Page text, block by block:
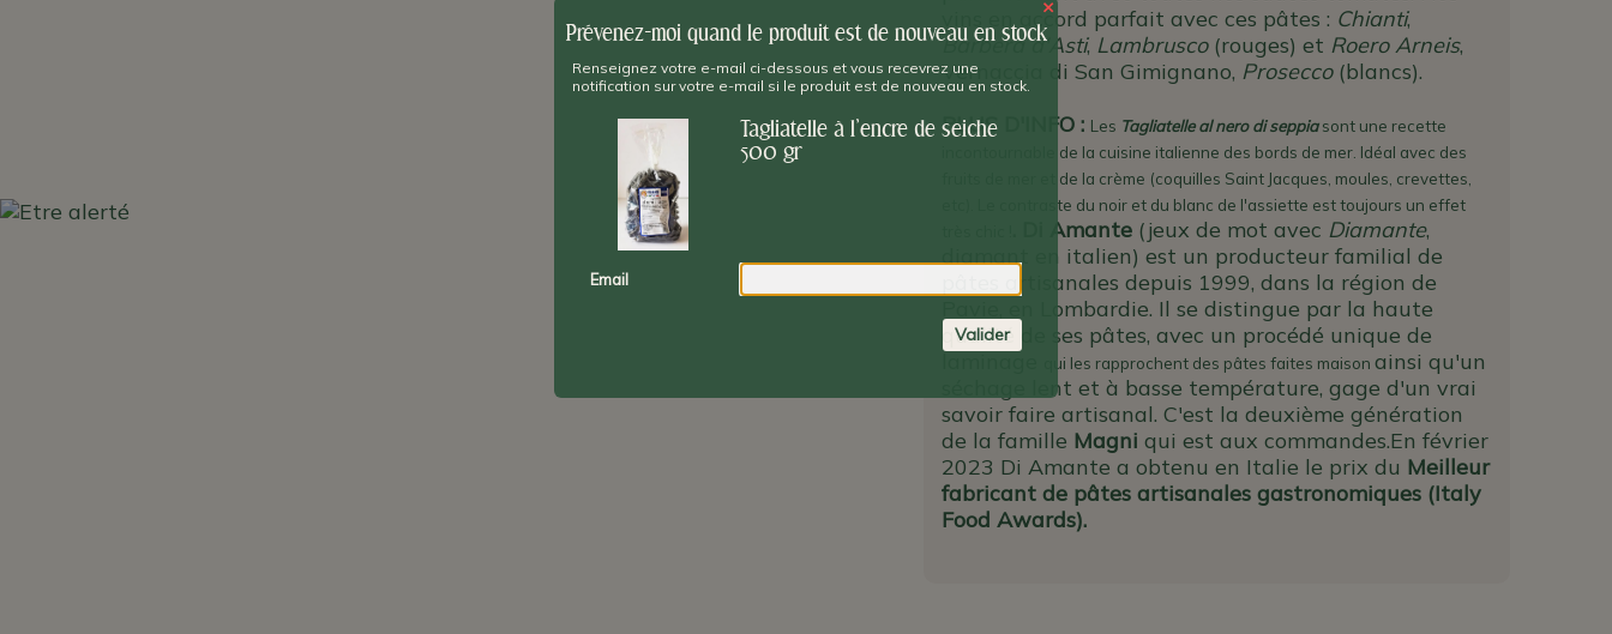
vins en accord parfait avec ces pâtes : Chianti,
Barbera d'Asti, Lambrusco(rouges) et Roero Arneis,
Vernaccia di San Gimignano, Prosecco(blancs).
PLUS D'INFO : Les Tagliatelle al nero di seppiasont une recette
incontournable de la cuisine italienne des bords de mer. Idéal avec des
fruits de mer et de la crème (coquilles Saint Jacques, moules, crevettes,
etc). Le contraste du noir et du blanc de l'assiette est toujours un effet
Di Amante(jeux de mot avec Diamante,
diamant en italien) est un producteur familial de
pâtes artisanales depuis 1999, dans la région de
Pavie, en Lombardie. Il se distingue par la haute
qualité de ses pâtes, avec un procédé unique de
qui les rapprochent des pâtes faites maison ainsi qu'un
séchage lent et à basse température, gage d'un vrai
savoir faire artisanal. C'est la deuxième génération
de la famille Magni qui est aux commandes.En février
2023 Di Amante a obtenu en Italie le prix du Meilleur
fabricant de pâtes artisanales gastronomiques (Italy
Food Awards).
×
Prévenez-moi quand le produit est de nouveau en stock
Renseignez votre e-mail ci-dessous et vous recevrez une
notification sur votre e-mail si le produit est de nouveau en stock.
Tagliatelle à l'encre de seiche
500 gr
Email
Valider